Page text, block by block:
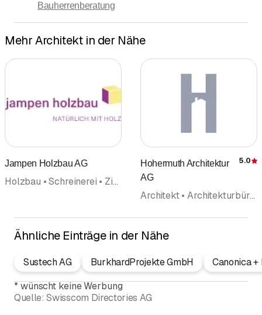
Bauherrenberatung
Mehr Architekt in der Nähe
Jampen Holzbau AG
Holzbau • Schreinerei • Zimmerei • Architekt • Architekturbüro • Bauleitung • Solartechnik Solaranlagen • Planung
Hohermuth Architektur
AG
5.0
Architekt • Architekturbüro • Innenarchitektur • Planung • Bauberatung • Projektierung • Raumgestaltung • Bauleitung
Ähnliche Einträge in der Nähe
Sustech AG BurkhardProjekte GmbH
Canonica +
*wünscht keine Werbung
Quelle: Swisscom Directories AG